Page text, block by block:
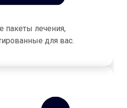
пакеты лечения,
для вас.